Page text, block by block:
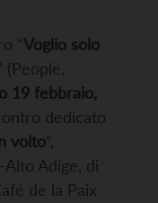
“Voglio solo
(People,
19 febbraio,
dedicato
volto“,
Adige, di
de la Paix